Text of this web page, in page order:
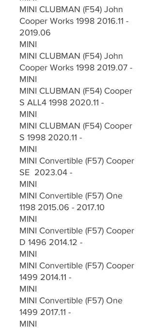
MINI CLUBMAN (F54) John
Cooper Works 1998 2016.11 -
2019.06
MINI
MINI CLUBMAN (F54) John
Cooper Works 1998 2019.07 -
MINI
MINI CLUBMAN (F54) Cooper
S ALL4 1998 2020.11 -
MINI
MINI CLUBMAN (F54) Cooper
S 1998 2020.11 -
MINI
MINI Convertible (F57) Cooper
SE 2023.04 -
MINI
MINI Convertible (F57) One
1198 2015.06 - 2017.10
MINI
MINI Convertible (F57) Cooper
D 1496 2014.12 -
MINI
MINI Convertible (F57) Cooper
1499 2014.11 -
MINI
MINI Convertible (F57) One
1499 2017.11 -
MINI